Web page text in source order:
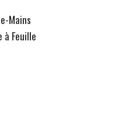
Mains
à Feuille